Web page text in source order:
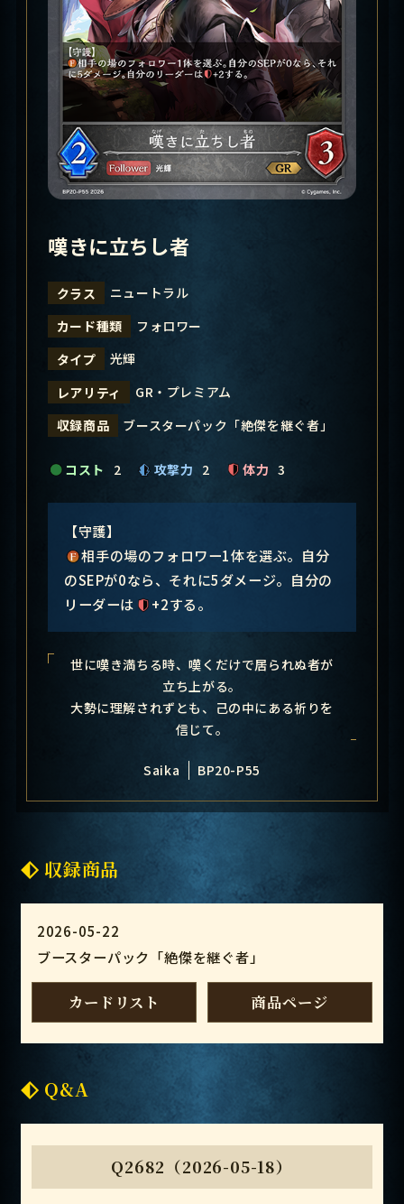
嘆きに立ちし者
クラス
ニュートラル
カード種類
フォロワー
タイプ
光輝
レアリティ
GR・プレミアム
収録商品
ブースターパック「絶傑を継ぐ者」
コスト 2 攻撃力 2 体力 3
【守護】
相手の場のフォロワー1体を選ぶ。自分
のSEPが0なら、それに5ダメージ。自分の
リーダーは
+2する。
世に嘆き満ちる時、嘆くだけで居られぬ者が
立ち上がる。
大勢に理解されずとも、己の中にある祈りを
信じて。
Saika BP20-P55
収録商品
2026-05-22
ブースターパック「絶傑を継ぐ者」
カードリスト 商品ページ
Q&A
Q2682（2026-05-18）